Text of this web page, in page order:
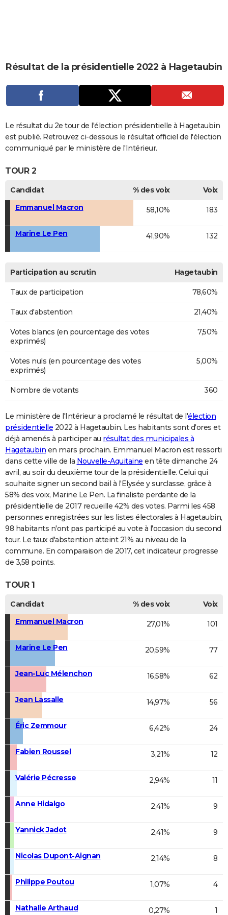
Carte de Noël
Carte Bonne année
Carte Saint-Valentin
Carte Pâques
Carte d'anniversaire
DICTIONNAIRE
COPAINS D'AVANT
Se connecter
Entreprises
Service militaire
Avis de recherche
Résultat de la présidentielle 2022 à Hagetaubin
Le résultat du 2e tour de l'élection présidentielle à Hagetaubin
est publié. Retrouvez ci-dessous le résultat officiel de l'élection
communiqué par le ministère de l'Intérieur.
TOUR 2
Candidat % des voix
Voix
Emmanuel Macron
58,10% 183
Marine Le Pen 41,90% 132
Participation au scrutin Hagetaubin
Taux de participation 78,60%
Taux d'abstention 21,40%
Votes blancs (en pourcentage des votes
exprimés)
7,50%
Votes nuls (en pourcentage des votes
exprimés)
5,00%
Nombre de votants 360
Le ministère de l'Intérieur a proclamé le résultat de l'élection
présidentielle 2022 à Hagetaubin. Les habitants sont d'ores et
déjà amenés à participer au résultat des municipales à
Hagetaubin en mars prochain. Emmanuel Macron est ressorti
dans cette ville de la Nouvelle-Aquitaine en tête dimanche 24
avril, au soir du deuxième tour de la présidentielle. Celui qui
souhaite signer un second bail à l'Elysée y surclasse, grâce à
58% des voix, Marine Le Pen. La finaliste perdante de la
présidentielle de 2017 recueille 42% des votes. Parmi les 458
personnes enregistrées sur les listes électorales à Hagetaubin,
98 habitants n'ont pas participé au vote à l'occasion du second
tour. Le taux d'abstention atteint 21% au niveau de la
commune. En comparaison de 2017, cet indicateur progresse
de 3,58 points.
TOUR 1
Candidat % des voix
Voix
Emmanuel Macron
27,01% 101
Marine Le Pen 20,59% 77
Jean-Luc Mélenchon 16,58% 62
Jean Lassalle 14,97% 56
Éric Zemmour 6,42% 24
Fabien Roussel 3,21% 12
Valérie Pécresse 2,94% 11
Anne Hidalgo 2,41% 9
Yannick Jadot 2,41% 9
Nicolas Dupont-Aignan 2,14% 8
Philippe Poutou 1,07% 4
Nathalie Arthaud 0,27% 1